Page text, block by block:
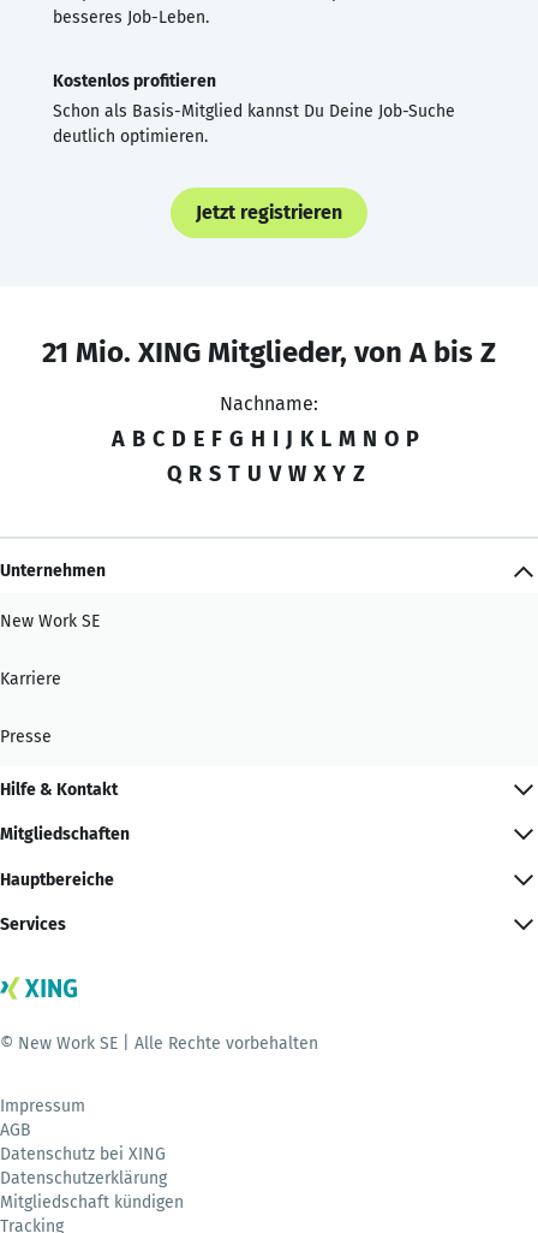
besseres Job-Leben.
Kostenlos profitieren
Schon als Basis-Mitglied kannst Du Deine Job-Suche
deutlich optimieren.
Jetzt registrieren
21 Mio. XING Mitglieder, von A bis Z
Nachname:
A B C D E F G H I J K L M N O P
Q R S T U V W X Y Z
Unternehmen
New Work SE
Karriere
Presse
Hilfe & Kontakt
Mitgliedschaften
Hauptbereiche
Services
© New Work SE | Alle Rechte vorbehalten
Impressum
AGB
Datenschutz bei XING
Datenschutzerklärung
Mitgliedschaft kündigen
Tracking